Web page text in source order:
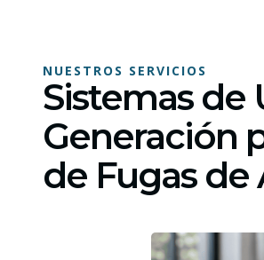
NUESTROS SERVICIOS
Sistemas de
Generación
de Fugas de